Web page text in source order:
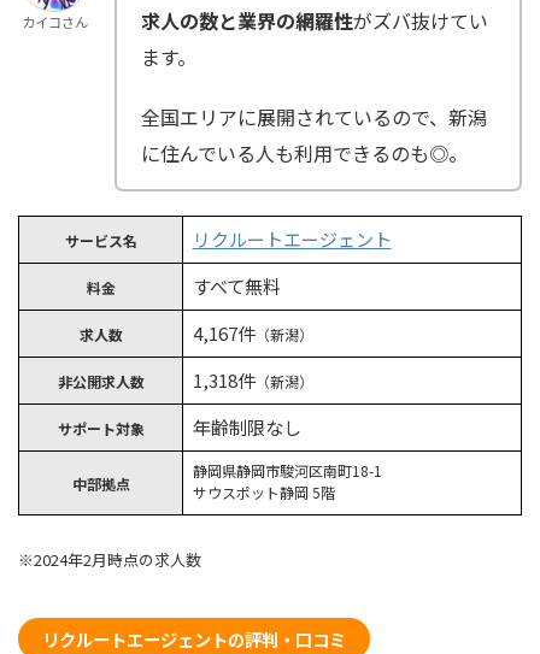
カイコさん
求人の数と業界の網羅性がズバ抜けてい
ます。
全国エリアに展開されているので、新潟
に住んでいる人も利用できるのも◎。
サービス名 リクルートエージェント
料金 すべて無料
求人数 4,167件（新潟）
非公開求人数 1,318件（新潟）
サポート対象 年齢制限なし
中部拠点
静岡県静岡市駿河区南町18-1
サウスポット静岡 5階
※2024年2月時点の求人数
リクルートエージェントの評判・口コミ